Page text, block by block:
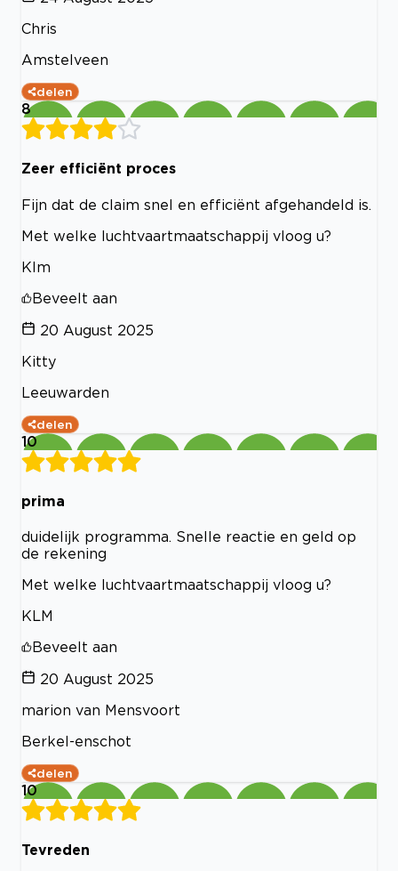
Chris
Amstelveen
delen
8
Zeer efficiënt proces
Fijn dat de claim snel en efficiënt afgehandeld is.
Met welke luchtvaartmaatschappij vloog u?
Klm
Beveelt aan
20 August 2025
Kitty
Leeuwarden
delen
10
prima
duidelijk programma. Snelle reactie en geld op
de rekening
Met welke luchtvaartmaatschappij vloog u?
KLM
Beveelt aan
20 August 2025
marion van Mensvoort
Berkel-enschot
delen
10
Tevreden